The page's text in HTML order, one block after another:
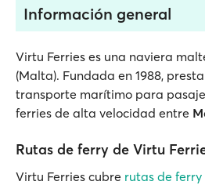
Información general
Virtu Ferries es una naviera
(Malta). Fundada en 1988,
transporte marítimo para
ferries de alta velocidad entre
Rutas de ferry de Virtu
Virtu Ferries cubre rutas de ferry